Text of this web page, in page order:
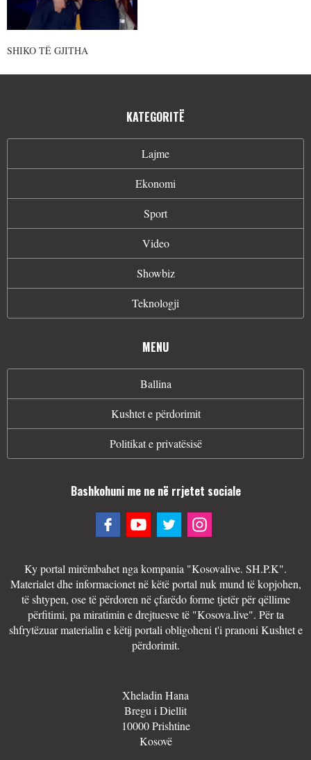
SHIKO TË GJITHA
KATEGORITË
Lajme
Ekonomi
Sport
Video
Showbiz
Teknologji
MENU
Ballina
Kushtet e përdorimit
Politikat e privatësisë
Bashkohuni me ne në rrjetet sociale
Ky portal mirëmbahet nga kompania "Kosovalive. SH.P.K".
Materialet dhe informacionet në këtë portal nuk mund të kopjohen,
të shtypen, ose të përdoren në çfarëdo forme tjetër për qëllime
përfitimi, pa miratimin e drejtuesve të "Kosova.live". Për ta
shfrytëzuar materialin e këtij portali obligoheni t'i pranoni Kushtet e
përdorimit.
Xheladin Hana
Bregu i Diellit
10000 Prishtine
Kosovë